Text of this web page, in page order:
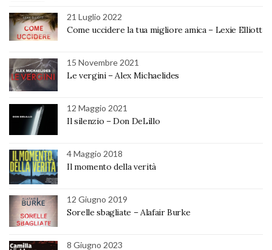
21 Luglio 2022
Come uccidere la tua migliore amica – Lexie Elliott
15 Novembre 2021
Le vergini – Alex Michaelides
12 Maggio 2021
Il silenzio – Don DeLillo
4 Maggio 2018
Il momento della verità
12 Giugno 2019
Sorelle sbagliate – Alafair Burke
8 Giugno 2023